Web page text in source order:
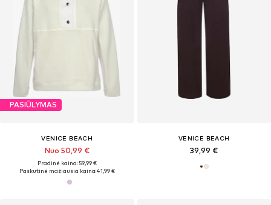
PASIŪLYMAS
VENICE BEACH
Nuo 50,99 €
Pradinė kaina: 59,99 €
Paskutinė mažiausia kaina:41,99 €
VENICE BEACH
39,99 €